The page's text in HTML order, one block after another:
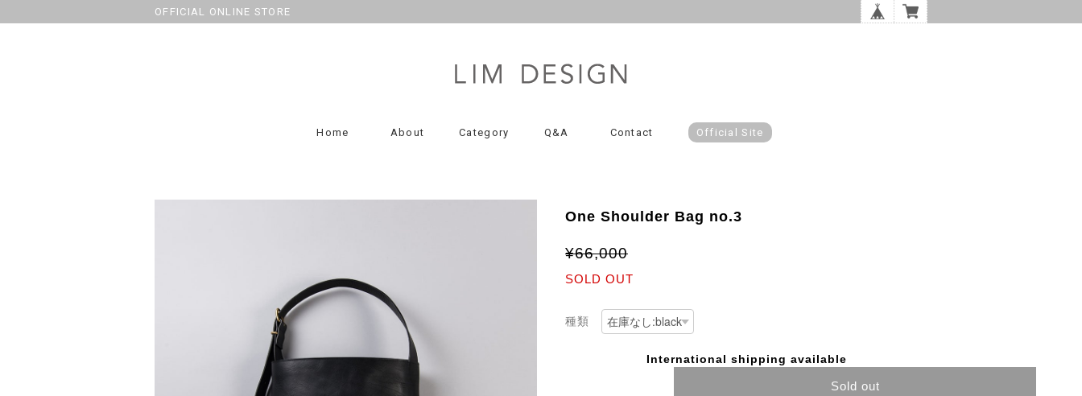
OFFICIAL ONLINE STORE
Home About Category Q&A Contact Official Site
One Shoulder Bag no.3
¥66,000
SOLD OUT
種類
International shipping available
Sold out